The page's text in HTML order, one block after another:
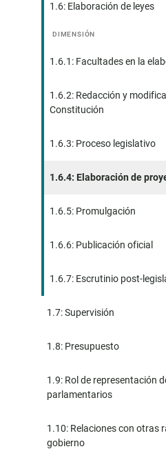
1.6: Elaboración de leyes
DIMENSIÓN
1.6.1: Facultades en la
1.6.2: Redacción y
Constitución
1.6.3: Proceso legislativo
1.6.4: Elaboración de
1.6.5: Promulgación
1.6.6: Publicación oficial
1.6.7: Escrutinio post-
1.7: Supervisión
1.8: Presupuesto
1.9: Rol de representación
parlamentarios
1.10: Relaciones con otras
gobierno